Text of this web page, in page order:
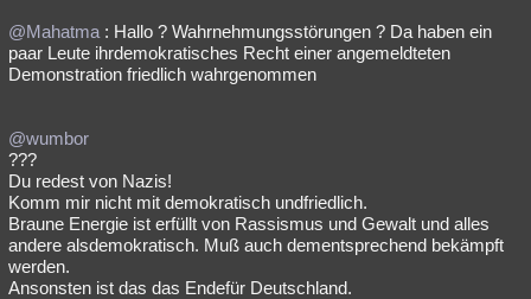
@Mahatma : Hallo ? Wahrnehmungsstörungen ? Da haben ein
paar Leute ihrdemokratisches Recht einer angemeldteten
Demonstration friedlich wahrgenommen
@wumbor
???
Du redest von Nazis!
Komm mir nicht mit demokratisch undfriedlich.
Braune Energie ist erfüllt von Rassismus und Gewalt und alles
andere alsdemokratisch. Muß auch dementsprechend bekämpft
werden.
Ansonsten ist das das Endefür Deutschland.